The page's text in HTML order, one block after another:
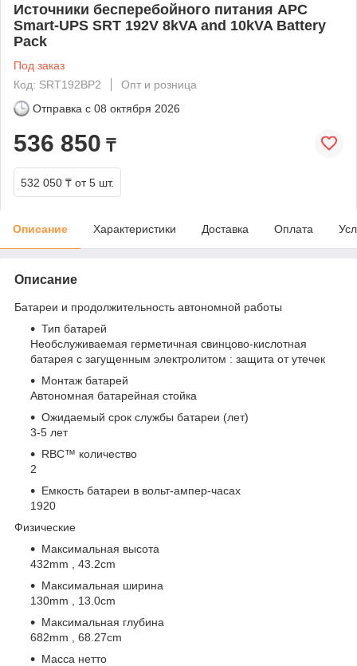
Источники бесперебойного питания APC
Smart-UPS SRT 192V 8kVA and 10kVA Battery
Pack
Под заказ
Код: SRT192BP2
Опт и розница
Отправка с 08 октября 2026
536 850 ₸
532 050 ₸ от 5 шт.
Описание Характеристики Доставка Оплата
Описание
Батареи и продолжительность автономной работы
Тип батарей
Необслуживаемая герметичная свинцово-кислотная
батарея с загущенным электролитом : защита от утечек
Монтаж батарей
Автономная батарейная стойка
Ожидаемый срок службы батареи (лет)
3-5 лет
RBC™ количество
2
Емкость батареи в вольт-ампер-часах
1920
Физические
Максимальная высота
432mm , 43.2cm
Максимальная ширина
130mm , 13.0cm
Максимальная глубина
682mm , 68.27cm
Масса нетто